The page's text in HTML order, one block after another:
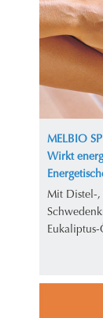
MELBIO SP
Wirkt
Mit Distel-,
Eukaliptus-